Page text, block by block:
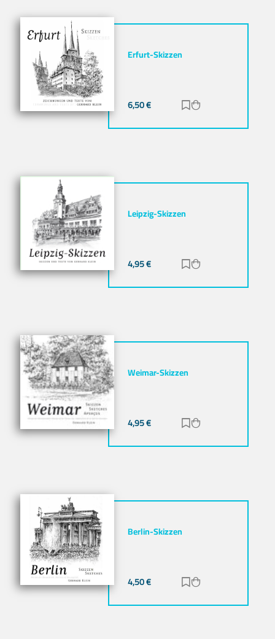
Erfurt-Skizzen
6,50€ Zur Merkliste
Leipzig-Skizzen
4,95€ Zur Merkliste
Weimar-Skizzen
4,95€ Zur Merkliste
Berlin-Skizzen
4,50€ Zur Merkliste